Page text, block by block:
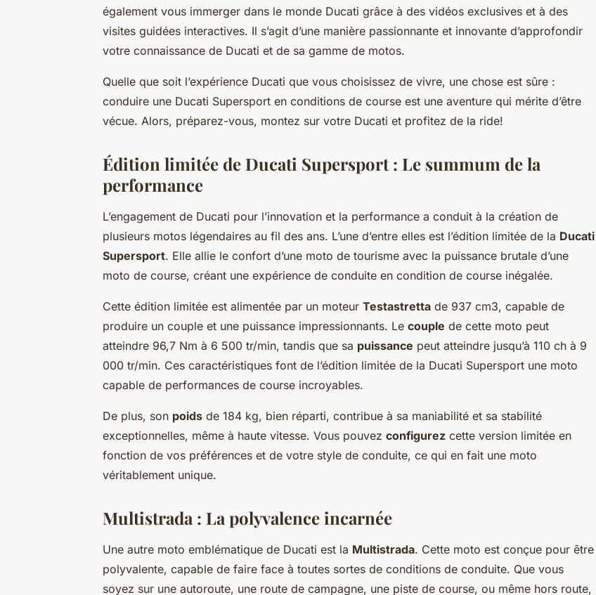
également vous immerger dans le monde Ducati grâce à des vidéos exclusives et à des
visites guidées interactives. Il s’agit d’une manière passionnante et innovante d’approfondir
votre connaissance de Ducati et de sa gamme de motos.
Quelle que soit l’expérience Ducati que vous choisissez de vivre, une chose est sûre :
conduire une Ducati Supersport en conditions de course est une aventure qui mérite d’être
vécue. Alors, préparez-vous, montez sur votre Ducati et profitez de la ride!
Édition limitée de Ducati Supersport : Le summum de la
performance
L’engagement de Ducati pour l’innovation et la performance a conduit à la création de
plusieurs motos légendaires au fil des ans. L’une d’entre elles est l’édition limitée de la Ducati
Supersport. Elle allie le confort d’une moto de tourisme avec la puissance brutale d’une
moto de course, créant une expérience de conduite en condition de course inégalée.
Cette édition limitée est alimentée par un moteur Testastretta de 937 cm3, capable de
produire un couple et une puissance impressionnants. Le couple de cette moto peut
atteindre 96,7 Nm à 6 500 tr/min, tandis que sa puissance peut atteindre jusqu’à 110 ch à 9
000 tr/min. Ces caractéristiques font de l’édition limitée de la Ducati Supersport une moto
capable de performances de course incroyables.
De plus, son poids de 184 kg, bien réparti, contribue à sa maniabilité et sa stabilité
exceptionnelles, même à haute vitesse. Vous pouvez configurez cette version limitée en
fonction de vos préférences et de votre style de conduite, ce qui en fait une moto
véritablement unique.
Multistrada : La polyvalence incarnée
Une autre moto emblématique de Ducati est la Multistrada. Cette moto est conçue pour être
polyvalente, capable de faire face à toutes sortes de conditions de conduite. Que vous
soyez sur une autoroute, une route de campagne, une piste de course, ou même hors route,